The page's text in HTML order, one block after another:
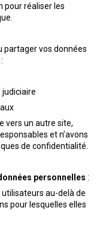
pour réaliser les
partager vos données
judiciaire
vers un autre site,
et n’avons
de confidentialité.
personnelles :
utilisateurs au-delà de
pour lesquelles elles